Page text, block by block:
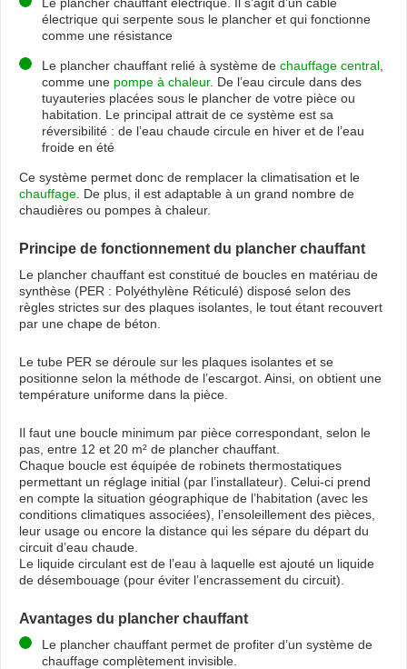
électrique qui serpente sous le plancher et qui fonctionne
comme une résistance
Le plancher chauffant relié à système de chauffage central
comme une pompe à chaleur. De l’eau circule dans des
tuyauteries placées sous le plancher de votre pièce ou
habitation. Le principal attrait de ce système est sa
réversibilité : de l’eau chaude circule en hiver et de l’eau
froide en été
Ce système permet donc de remplacer la climatisation et le
chauffage . De plus, il est adaptable à un grand nombre de
chaudières ou pompes à chaleur.
Principe de fonctionnement du plancher chauffant
Le plancher chauffant est constitué de boucles en matériau de
synthèse (PER : Polyéthylène Réticulé) disposé selon des
règles strictes sur des plaques isolantes, le tout étant recouvert
par une chape de béton.
Le tube PER se déroule sur les plaques isolantes et se
positionne selon la méthode de l’escargot. Ainsi, on obtient une
température uniforme dans la pièce.
Il faut une boucle minimum par pièce correspondant, selon le
pas, entre 12 et 20 m² de plancher chauffant.
Chaque boucle est équipée de robinets thermostatiques
permettant un réglage initial (par l’installateur). Celui-ci prend
en compte la situation géographique de l’habitation (avec les
conditions climatiques associées), l’ensoleillement des pièces,
leur usage ou encore la distance qui les sépare du départ du
circuit d’eau chaude.
Le liquide circulant est de l’eau à laquelle est ajouté un liquide
de désembouage (pour éviter l’encrassement du circuit).
Avantages du plancher chauffant
Le plancher chauffant permet de profiter d’un système de
chauffage complètement invisible.